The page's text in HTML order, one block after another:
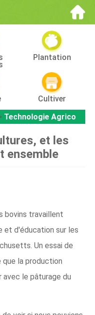
Plantation
Cultiver
Technologie Agricole
et les
ensemble
bovins travaillent
et d'éducation sur les
Un essai de
que la production
avec le pâturage du